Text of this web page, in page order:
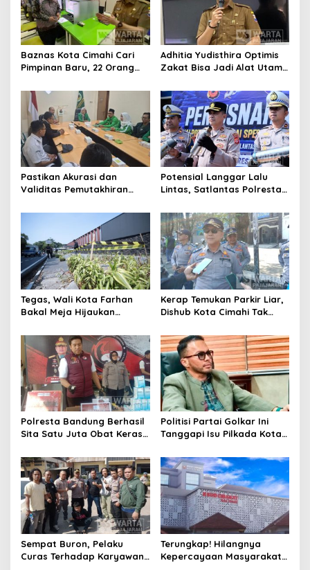
Baznas Kota Cimahi Cari
Pimpinan Baru, 22 Orang
Adhitia Yudisthira Optimis
Zakat Bisa Jadi Alat Utama
Kota Cimahi
Pastikan Akurasi dan
Validitas Pemutakhiran
Cimahi Lakukan
Potensial Langgar Lalu
Lintas, Satlantas Polresta
Motor Berknalpot Brong
Tegas, Wali Kota Farhan
Bakal Meja Hijaukan
Riau
Kerap Temukan Parkir Liar,
Dishub Kota Cimahi Tak
Pembinaan
Polresta Bandung Berhasil
Sita Satu Juta Obat Keras
Kasus Narkoba
Politisi Partai Golkar Ini
Tanggapi Isu Pilkada Kota
Sempat Buron, Pelaku
Curas Terhadap Karyawan
Terungkap! Hilangnya
Kepercayaan Masyarakat